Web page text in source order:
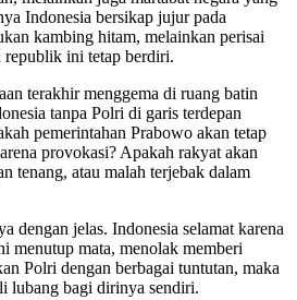
Indonesia bersikap jujur ​​pada
kambing hitam, melainkan perisai
republik ini tetap berdiri.
terakhir menggema di ruang batin
tanpa Polri di garis terdepan
pemerintahan Prabowo akan tetap
provokasi? Apakah rakyat akan
tenang, atau malah terjebak dalam
dengan jelas. Indonesia selamat karena
menutup mata, menolak memberi
Polri dengan berbagai tuntutan, maka
lubang bagi dirinya sendiri.